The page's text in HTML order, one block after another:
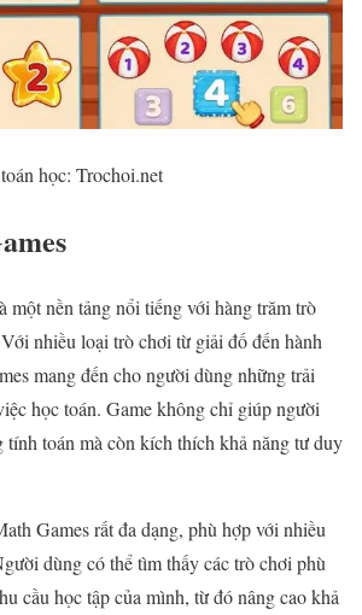
học: Trochoi.net
một nền tảng nổi tiếng với hàng trăm trò
nhiều loại trò chơi từ giải đố đến hành
mang đến cho người dùng những trải
học toán. Game không chỉ giúp người
tính toán mà còn kích thích khả năng tư duy
Games rất đa dạng, phù hợp với nhiều
dùng có thể tìm thấy các trò chơi phù
cầu học tập của mình, từ đó nâng cao khả